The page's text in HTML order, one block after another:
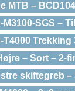
MTB –
SGS –
Trekking
– Sort – 2-
skiftegreb –